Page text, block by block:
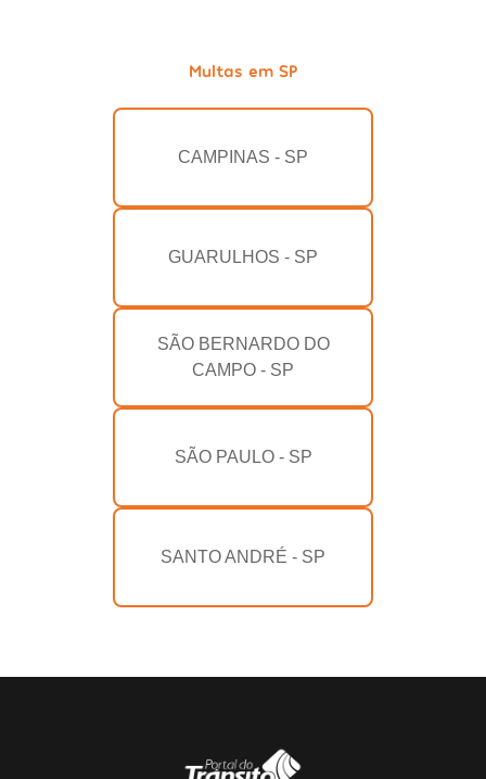
Multas em SP
CAMPINAS - SP
GUARULHOS - SP
SÃO BERNARDO DO
CAMPO - SP
SÃO PAULO - SP
SANTO ANDRÉ - SP